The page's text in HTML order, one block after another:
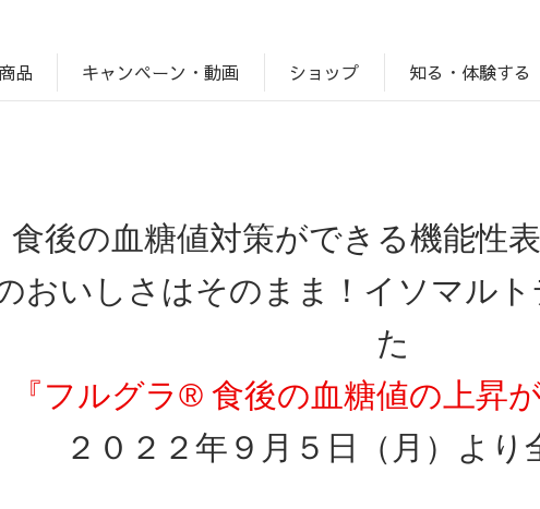
商品 キャンペーン・動画 ショップ 知る・体験する
食後の血糖値対策ができる機能性
おいしさはそのまま！イソマル
た
『フルグラ® 食後の血糖値の上昇
２０２２年９月５日（月）より